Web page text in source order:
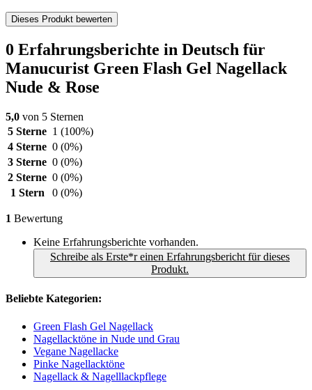
Dieses Produkt bewerten
0 Erfahrungsberichte in Deutsch für
Manucurist Green Flash Gel Nagellack
Nude & Rose
5,0 von 5 Sternen
5 Sterne 1 (100%)
4 Sterne 0 (0%)
3 Sterne 0 (0%)
2 Sterne 0 (0%)
1 Stern
0 (0%)
1 Bewertung
Keine Erfahrungsberichte vorhanden.
Schreibe als Erste*r einen Erfahrungsbericht für dieses
Produkt.
Beliebte Kategorien:
Green Flash Gel Nagellack
Nagellacktöne in Nude und Grau
Vegane Nagellacke
Pinke Nagellacktöne
Nagellack & Nagelllackpflege